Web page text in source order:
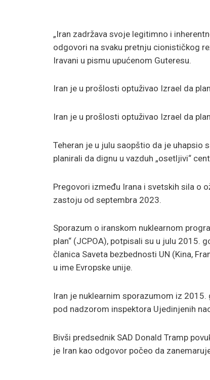
„Iran zadržava svoje legitimno i
odgovori na svaku pretnju cionističkog
Iravani u pismu upućenom Guteresu.
Iran je u prošlosti optuživao Izrael da
Iran je u prošlosti optuživao Izrael da
Teheran je u julu saopštio da je uhapsio
planirali da dignu u vazduh „osetljivi“
Pregovori između Irana i svetskih sila o
zastoju od septembra 2023.
Sporazum o iranskom nuklearnom
plan“ (JCPOA), potpisali su u julu 2015.
članica Saveta bezbednosti UN (Kina,
u ime Evropske unije.
Iran je nuklearnim sporazumom iz
pod nadzorom inspektora Ujedinjenih
Bivši predsednik SAD Donald Tramp
je Iran kao odgovor počeo da